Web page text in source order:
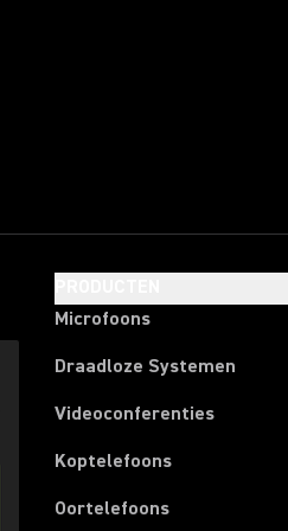
Microfoons
Draadloze Systemen
Videoconferenties
Koptelefoons
Oortelefoons